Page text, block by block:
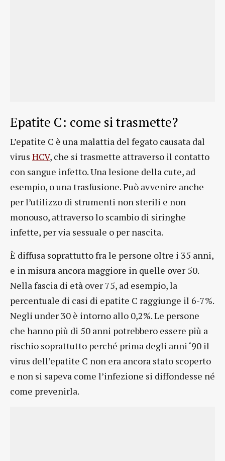
Epatite C: come si trasmette?
L’epatite C è una malattia del fegato causata dal
virus HCV, che si trasmette attraverso il contatto
con sangue infetto. Una lesione della cute, ad
esempio, o una trasfusione. Può avvenire anche
per l’utilizzo di strumenti non sterili e non
monouso, attraverso lo scambio di siringhe
infette, per via sessuale o per nascita.
È diffusa soprattutto fra le persone oltre i 35 anni,
e in misura ancora maggiore in quelle over 50.
Nella fascia di età over 75, ad esempio, la
percentuale di casi di epatite C raggiunge il 6-7%.
Negli under 30 è intorno allo 0,2%. Le persone
che hanno più di 50 anni potrebbero essere più a
rischio soprattutto perché prima degli anni ‘90 il
virus dell’epatite C non era ancora stato scoperto
e non si sapeva come l’infezione si diffondesse né
come prevenirla.